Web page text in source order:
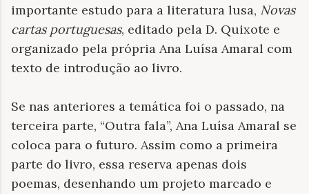
importante estudo para a literatura lusa, Novas
cartas portuguesas, editado pela D. Quixote e
organizado pela própria Ana Luísa Amaral com
texto de introdução ao livro.
Se nas anteriores a temática foi o passado, na
terceira parte, “Outra fala”, Ana Luísa Amaral se
coloca para o futuro. Assim como a primeira
parte do livro, essa reserva apenas dois
poemas, desenhando um projeto marcado e